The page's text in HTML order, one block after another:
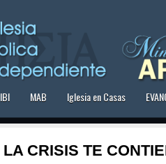
IBI MAB Iglesia en Casas
LA CRISIS TE